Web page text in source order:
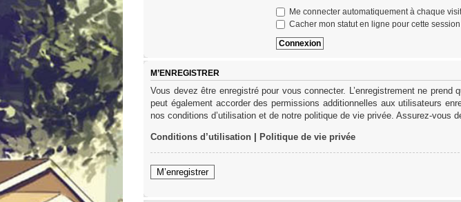
Me connecter automatiquement à chaque
Cacher mon statut en ligne pour cette session
M’ENREGISTRER
Vous devez être enregistré pour vous connecter. L’enregistrement ne
peut également accorder des permissions additionnelles aux utilisateurs
nos conditions d’utilisation et de notre politique de vie privée. Assurez-vous
Conditions d’utilisation Politique de vie privée
M’enregistrer